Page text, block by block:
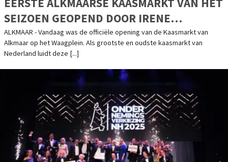
SEIZOEN GEOPEND DOOR IRENE
SCHOUTEN
ALKMAAR - Vandaag was de officiële opening van de Kaasmarkt van
Alkmaar op het Waagplein. Als grootste en oudste kaasmarkt van
Nederland luidt deze [...]